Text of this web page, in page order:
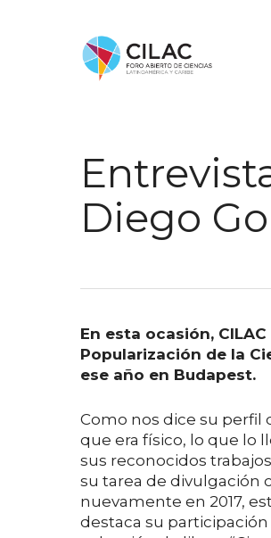
Diego
En esta ocasión,
Popularización de la
ese año en Budapest.
Como nos dice su perfil
que era físico, lo que lo
sus reconocidos
su tarea de divulgación
nuevamente en 2017,
destaca su